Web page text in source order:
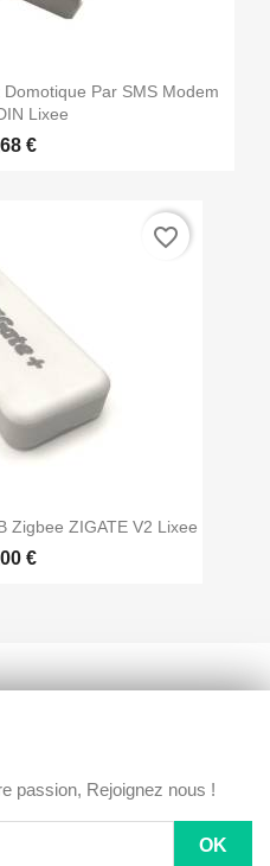
Par SMS Modem
Lixee
€
Zigbee ZIGATE V2 Lixee
€
favorite_border
passion, Rejoignez nous !